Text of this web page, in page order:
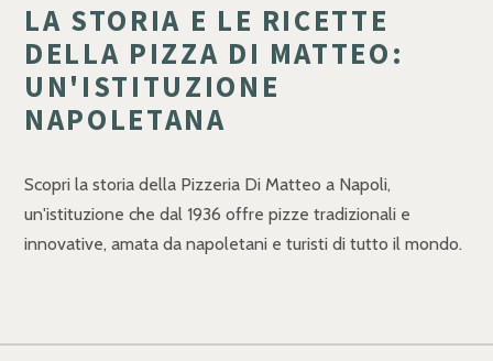
LA STORIA E LE RICETTE
DELLA PIZZA DI MATTEO:
UN'ISTITUZIONE
NAPOLETANA
Scopri la storia della Pizzeria Di Matteo a Napoli,
un'istituzione che dal 1936 offre pizze tradizionali e
innovative, amata da napoletani e turisti di tutto il mondo.